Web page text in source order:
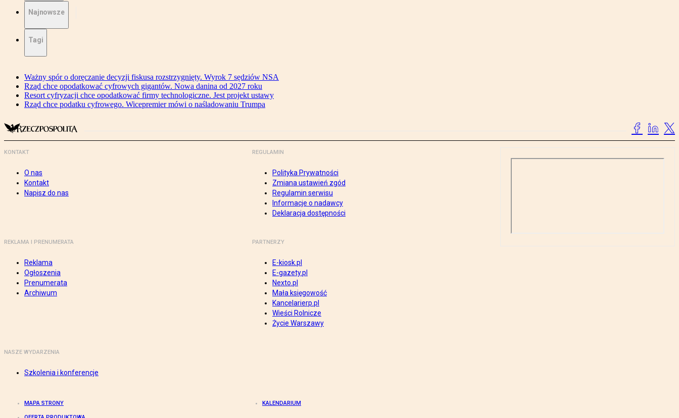
Najnowsze
Tagi
Ważny spór o doręczanie decyzji fiskusa rozstrzygnięty. Wyrok 7 sędziów NSA
Rząd chce opodatkować cyfrowych gigantów. Nowa danina od 2027 roku
Resort cyfryzacji chce opodatkować firmy technologiczne. Jest projekt ustawy
Rząd chce podatku cyfrowego. Wicepremier mówi o naśladowaniu Trumpa
KONTAKT
O nas
Kontakt
Napisz do nas
REGULAMIN
Polityka Prywatności
Zmiana ustawień zgód
Regulamin serwisu
Informacje o nadawcy
Deklaracja dostępności
REKLAMA I PRENUMERATA
Reklama
Ogłoszenia
Prenumerata
Archiwum
PARTNERZY
E-kiosk.pl
E-gazety.pl
Nexto.pl
Mała księgowość
Kancelarierp.pl
Wieści Rolnicze
Życie Warszawy
NASZE WYDARZENIA
Szkolenia i konferencje
MAPA STRONY KALENDARIUM